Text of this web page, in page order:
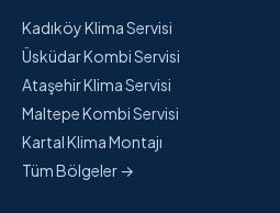
Kadıköy Klima Servisi
Üsküdar Kombi Servisi
Ataşehir Klima Servisi
Maltepe Kombi Servisi
Kartal Klima Montajı
Tüm Bölgeler →